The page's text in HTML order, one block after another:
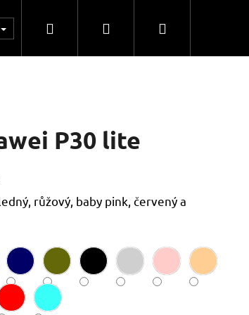
Obchodní spolupráce
Hledat PřihlášeníNákupní
P30 lite
růžový, baby pink, červený a